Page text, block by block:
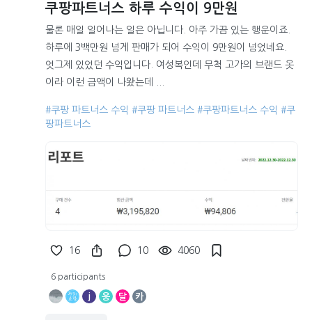
쿠팡파트너스 하루 수익이 9만원
물론 매일 일어나는 일은 아닙니다. 아주 가끔 있는 행운이죠.
하루에 3백만원 넘게 판매가 되어 수익이 9만원이 넘었네요.
엇그제 있었던 수익입니다. 여성복인데 무척 고가의 브랜드 옷
이라 이런 금액이 나왔는데 ...
#쿠팡 파트너스 수익 #쿠팡 파트너스 #쿠팡파트너스 수익 #쿠
팡파트너스
16 10 4060
6 participants
j 웅 달 카